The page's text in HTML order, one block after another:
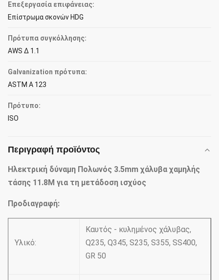
Επεξεργασία επιφάνειας:
Επίστρωμα σκονών HDG
Πρότυπα συγκόλλησης:
AWS Δ 1.1
Galvanization πρότυπα:
ASTM Α 123
Πρότυπο:
ISO
Περιγραφή προϊόντος
Ηλεκτρική δύναμη Πολωνός 3.5mm χάλυβα χαμηλής
τάσης 11.8M για τη μετάδοση ισχύος
Προδιαγραφή:
Υλικό:
Καυτός - κυλημένος χάλυβας,
Q235, Q345, S235, S355, SS400,
GR 50